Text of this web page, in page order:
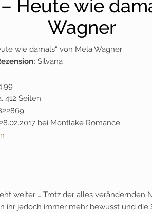
– Heute wie
Wagner
wie damals“ von Mela Wagner
Silvana
412 Seiten
bei Montlake Romance
weiter … Trotz der alles verändernden
ihr jedoch immer mehr bewusst und die